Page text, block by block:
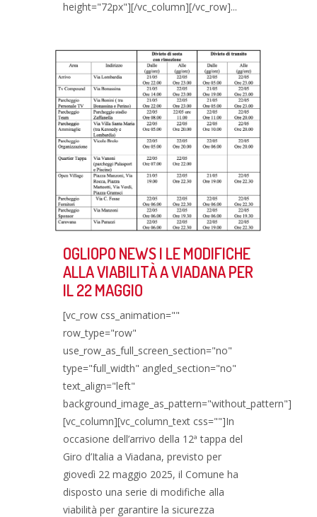
height="72px"][/vc_column][/vc_row]...
OGLIOPO NEWS | LE MODIFICHE
ALLA VIABILITÀ A VIADANA PER
IL 22 MAGGIO
[vc_row css_animation=""
row_type="row"
use_row_as_full_screen_section="no"
type="full_width" angled_section="no"
text_align="left"
background_image_as_pattern="without_pattern"]
[vc_column][vc_column_text css=""]In
occasione dell’arrivo della 12ª tappa del
Giro d’Italia a Viadana, previsto per
giovedì 22 maggio 2025, il Comune ha
disposto una serie di modifiche alla
viabilità per garantire la sicurezza